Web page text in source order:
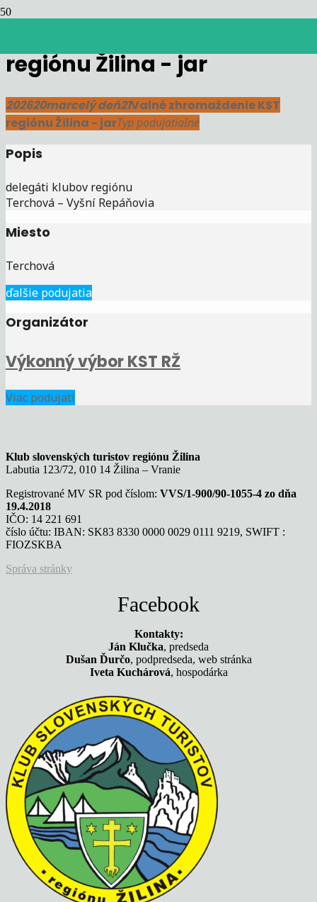
regiónu Žilina - jar
202620marcelý deň21Valné zhromaždenie KST
regiónu Žilina - jarTyp podujatiaIné
Popis
delegáti klubov regiónu
Terchová – Vyšní Repáňovia
Miesto
Terchová
ďalšie podujatia
Organizátor
Výkonný výbor KST RŽ
Viac podujatí
Klub slovenských turistov regiónu Žilina
Labutia 123/72, 010 14 Žilina – Vranie
Registrované MV SR pod číslom: VVS/1-900/90-1055-4 zo dňa
19.4.2018
IČO: 14 221 691
číslo účtu: IBAN: SK83 8330 0000 0029 0111 9219, SWIFT :
FIOZSKBA
Správa stránky
Facebook
Kontakty:
Ján Klučka, predseda
Dušan Ďurčo, podpredseda, web stránka
Iveta Kuchárová, hospodárka